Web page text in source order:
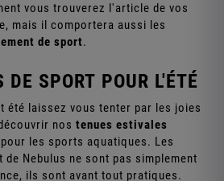
vous trouverez l'article de vos
mais il comportera aussi les
de sport.
DE SPORT POUR L'ÉTÉ
été laissez vous tenter par les joies
nos tenues estivales
les sports aquatiques. Les
de Nebulus ne sont pas simplement
ils sont avant tout pratiques.